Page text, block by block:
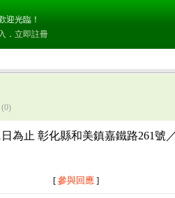
迎光臨！
． 立即註冊
(0)
為止 彰化縣和美鎮嘉鐵路261號
[ 參與回應]